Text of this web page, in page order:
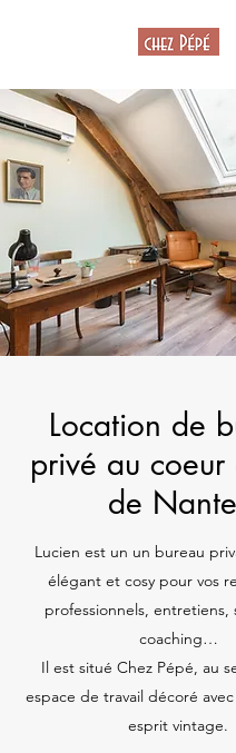
Location de
privé au coeur
de
Lucien est un un bureau
élégant et cosy pour vos
professionnels, entretiens,
coaching…
Il est situé Chez Pépé, au
espace de travail décoré
esprit vintage.